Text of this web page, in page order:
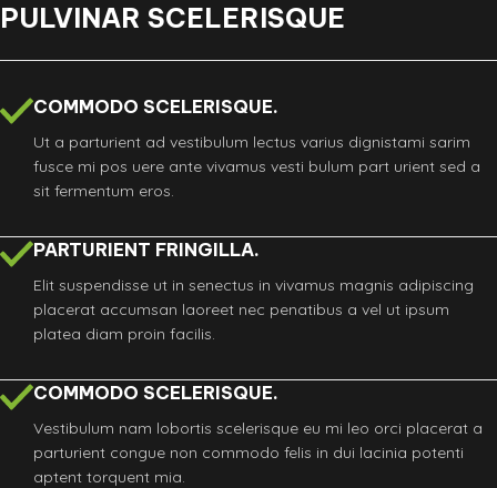
PULVINAR SCELERISQUE
COMMODO SCELERISQUE.
Ut a parturient ad vestibulum lectus varius dignistami sarim
fusce mi pos uere ante vivamus vesti bulum part urient sed a
sit fermentum eros.
PARTURIENT FRINGILLA.
Elit suspendisse ut in senectus in vivamus magnis adipiscing
placerat accumsan laoreet nec penatibus a vel ut ipsum
platea diam proin facilis.
COMMODO SCELERISQUE.
Vestibulum nam lobortis scelerisque eu mi leo orci placerat a
parturient congue non commodo felis in dui lacinia potenti
aptent torquent mia.